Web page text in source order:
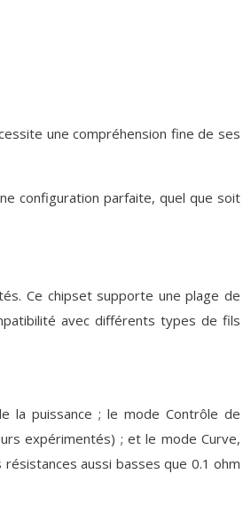
une compréhension fine de ses
configuration parfaite, quel que soit
Ce chipset supporte une plage de
avec différents types de fils
la puissance ; le mode Contrôle de
expérimentés) ; et le mode Curve,
aussi basses que 0.1 ohm